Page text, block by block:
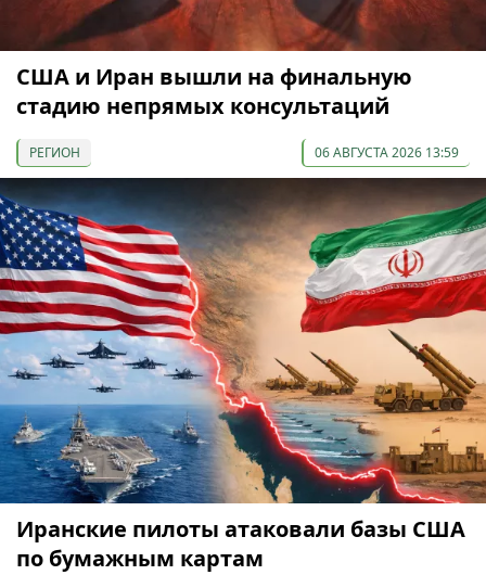
США и Иран вышли на финальную
стадию непрямых консультаций
РЕГИОН 06 АВГУСТА 2026 13:59
Иранские пилоты атаковали базы США
по бумажным картам